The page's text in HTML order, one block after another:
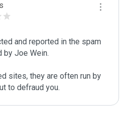
and reported in the spam
by Joe Wein.
sites, they are often run by
to defraud you.